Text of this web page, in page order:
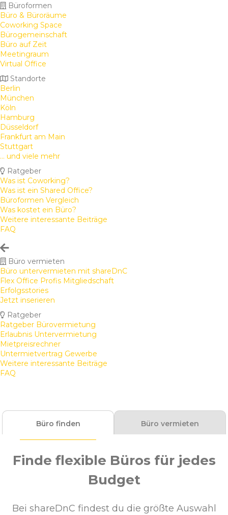
Büroformen
Büro & Büroräume
Coworking Space
Bürogemeinschaft
Büro auf Zeit
Meetingraum
Virtual Office
Standorte
Berlin
München
Köln
Hamburg
Düsseldorf
Frankfurt am Main
Stuttgart
... und viele mehr
Ratgeber
Was ist Coworking?
Was ist ein Shared Office?
Büroformen Vergleich
Was kostet ein Büro?
Weitere interessante Beiträge
FAQ
Büro vermieten
Büro untervermieten mit shareDnC
Flex Office Profis Mitgliedschaft
Erfolgsstories
Jetzt inserieren
Ratgeber
Ratgeber Bürovermietung
Erlaubnis Untervermietung
Mietpreisrechner
Untermietvertrag Gewerbe
Weitere interessante Beiträge
FAQ
Büro finden Büro vermieten
Finde flexible Büros für jedes
Budget
Bei shareDnC findest du die größte Auswahl